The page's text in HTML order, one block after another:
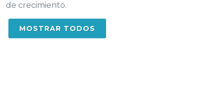
de crecimiento.
MOSTRAR TODOS